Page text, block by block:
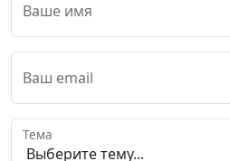
Ваше имя
Ваш email
Тема